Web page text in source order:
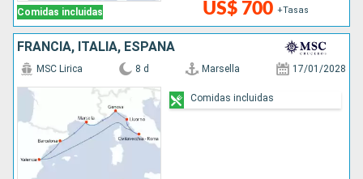
Comidas incluidas US$ 700 +Tasas
FRANCIA, ITALIA, ESPAÑA
MSC Lirica 8 d Marsella 17/01/2028
Comidas incluidas